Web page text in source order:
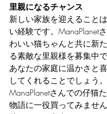
里親になるチャンス
新しい家族を迎えること
い経験です。ManaPlanet
わいい猫ちゃんと共に新
る素敵な里親様を募集中
あなたの家庭に温かさと
してくれることでしょう。
ManaPlanetさんでの仔猫
物語に一役買ってみませ